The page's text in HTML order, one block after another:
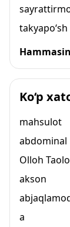
takyapo‘sh
Ko‘p
mahsulot
abdominal
Olloh Taolo
akson
a